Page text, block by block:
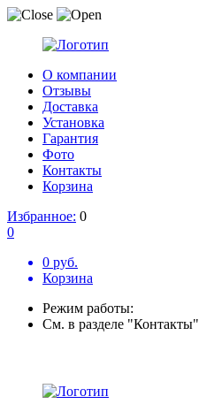
О компании
Отзывы
Доставка
Установка
Гарантия
Фото
Контакты
Корзина
Избранное: 0
0
0 руб.
Корзина
Режим работы:
См. в разделе "Контакты"